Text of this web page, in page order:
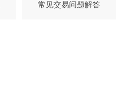
常见交易问题解答